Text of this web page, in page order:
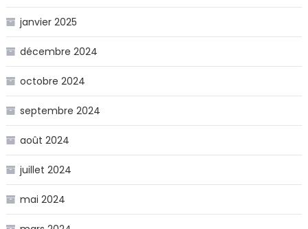
janvier 2025
décembre 2024
octobre 2024
septembre 2024
août 2024
juillet 2024
mai 2024